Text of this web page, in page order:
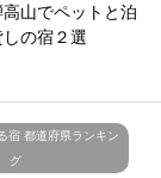
山でペットと泊
の宿２選
宿 都道府県ランキン
グ